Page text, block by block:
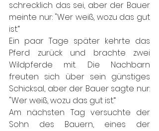
schrecklich das sei, aber der Bauer
meinte nur: "Wer weiß, wozu das gut
ist.“
Ein paar Tage später kehrte das
Pferd zurück und brachte zwei
Wildpferde mit. Die Nachbarn
freuten sich über sein günstiges
Schicksal, aber der Bauer sagte nur:
"Wer weiß, wozu das gut ist.“
Am nächsten Tag versuchte der
Sohn des Bauern, eines der